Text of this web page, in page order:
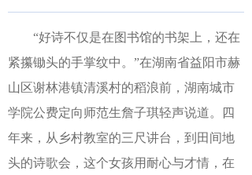
“好诗不仅是在图书馆的书架上，还在
紧攥锄头的手掌纹中。”在湖南省益阳市赫
山区谢林港镇清溪村的稻浪前，湖南城市
学院公费定向师范生詹子琪轻声说道。四
年来，从乡村教室的三尺讲台，到田间地
头的诗歌会，这个女孩用耐心与才情，在